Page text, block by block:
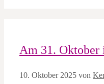
Am 31. Oktober
10. Oktober 2025 von